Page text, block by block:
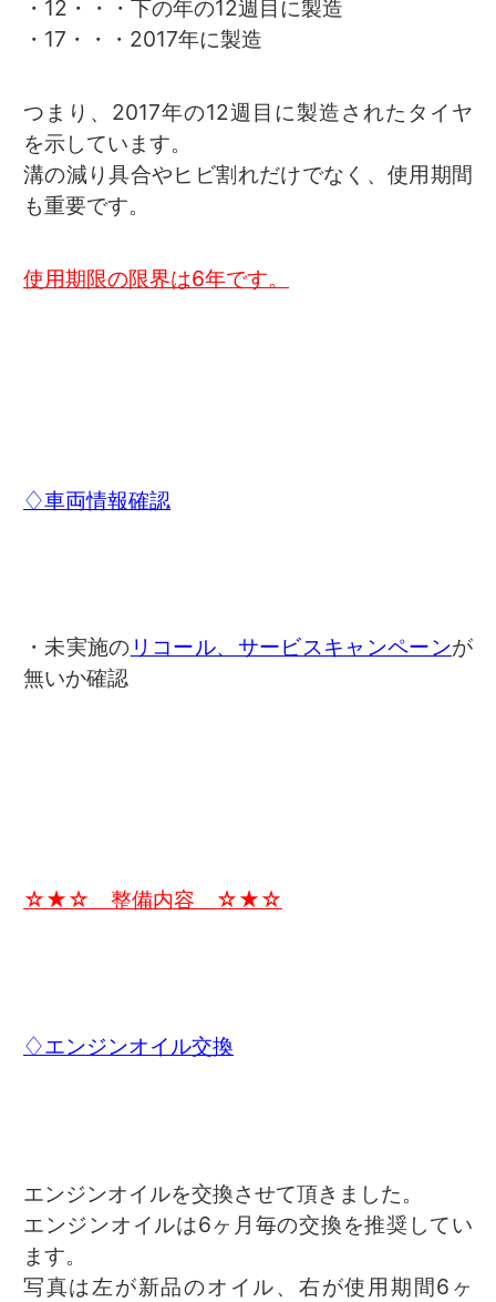
・12・・・下の年の12週目に製造
・17・・・2017年に製造
つまり、2017年の12週目に製造されたタイヤ
を示しています。
溝の減り具合やヒビ割れだけでなく、使用期間
も重要です。
使用期限の限界は6年です。
♢車両情報確認
・未実施の リコール、サービスキャンペーンが
無いか確認
☆★☆ 整備内容 ☆★☆
♢エンジンオイル交換
エンジンオイルを交換させて頂きました。
エンジンオイルは6ヶ月毎の交換を推奨してい
ます。
写真は左が新品のオイル、右が使用期間6ヶ